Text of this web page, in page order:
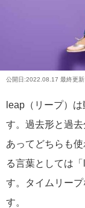
公開日:2022.08.17 最終更
leap（リープ）
す。過去形と過
あってどちらも
る言葉としては
す。タイムリー
す。